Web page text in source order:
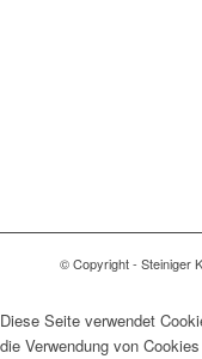
© Copyright - Steiniger
Diese Seite verwendet
die Verwendung von